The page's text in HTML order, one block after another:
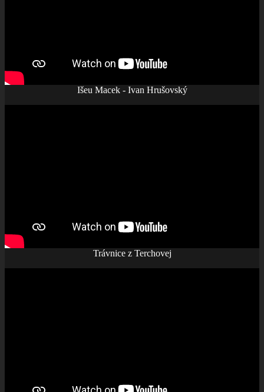
Išeu Macek - Ivan Hrušovský
Trávnice z Terchovej